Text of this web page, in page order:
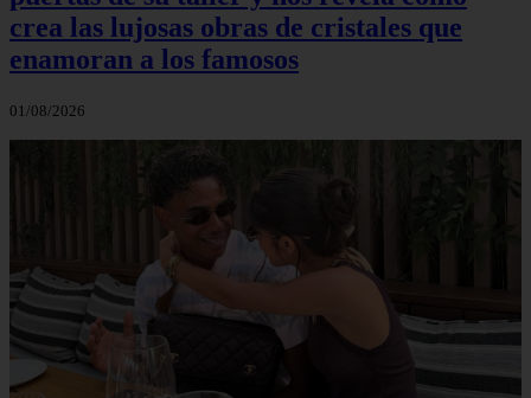
crea las lujosas obras de cristales que
enamoran a los famosos
01/08/2026